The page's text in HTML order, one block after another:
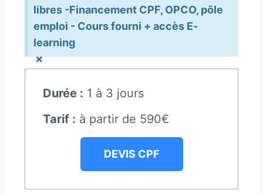
libres -Financement CPF, OPCO, pôle
emploi - Cours fourni + accès E-
learning
×
Durée : 1 à 3 jours
Tarif : à partir de 590€
DEVIS CPF